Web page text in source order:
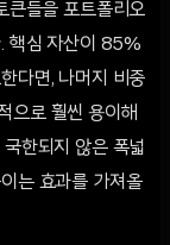
큰들을 포트폴리오
핵심 자산이 85%
다면, 나머지 비중
으로 훨씬 용이해
한되지 않은 폭넓
는 효과를 가져올